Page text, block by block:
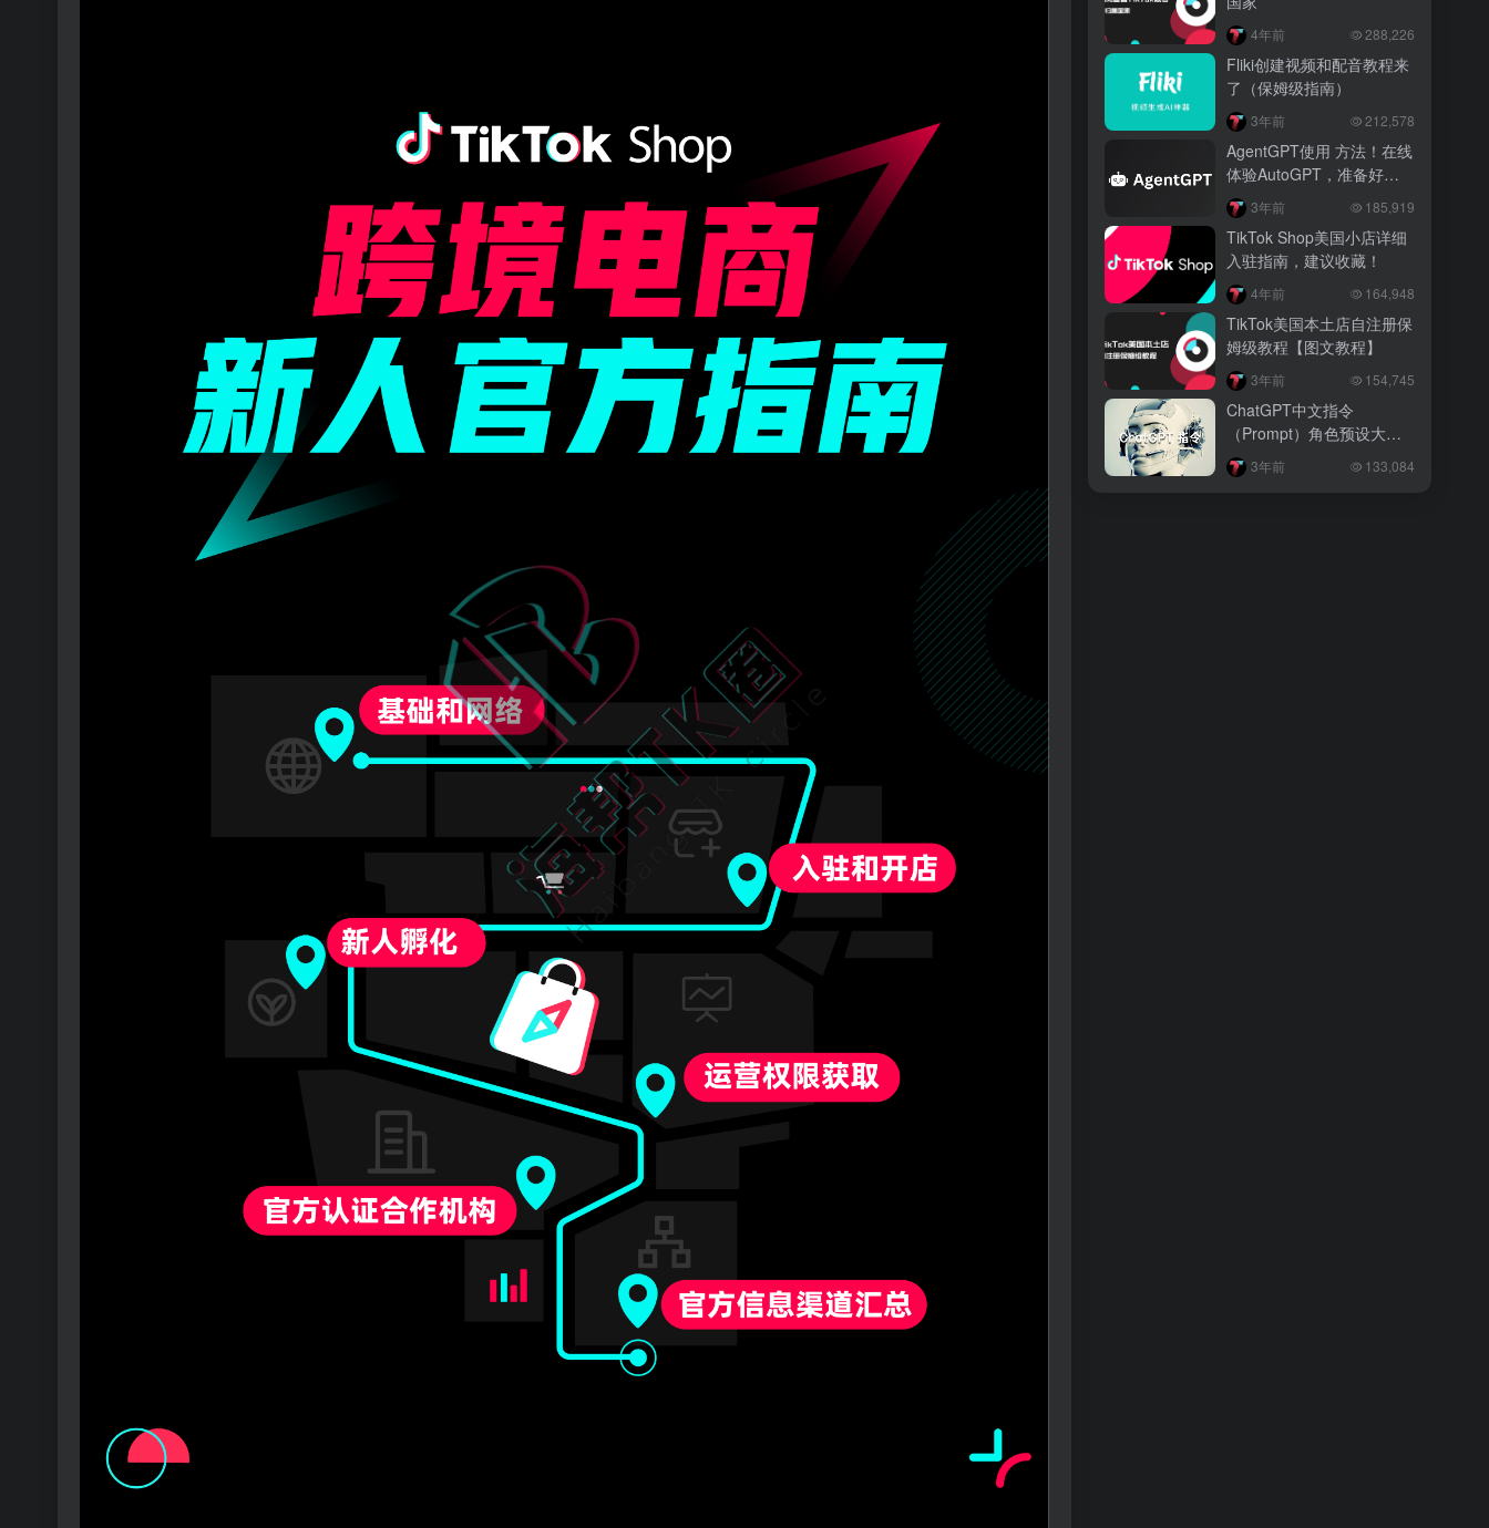
4年前 288,226
Fliki创建视频和配音教程来
了（保姆级指南）
3年前 212,578
AgentGPT使用 方法！在线
体验AutoGPT，准备好
ChatGPT API key
3年前 185,919
TikTok Shop美国小店详细
入驻指南，建议收藏！
4年前 164,948
TikTok美国本土店自注册保
姆级教程【图文教程】
3年前 154,745
ChatGPT中文指令
（Prompt）角色预设大
全！让你的AI更懂你！
3年前 133,084